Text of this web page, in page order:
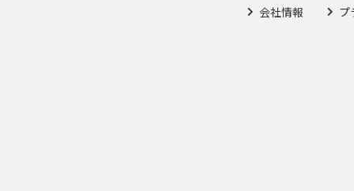
会社情報 プ